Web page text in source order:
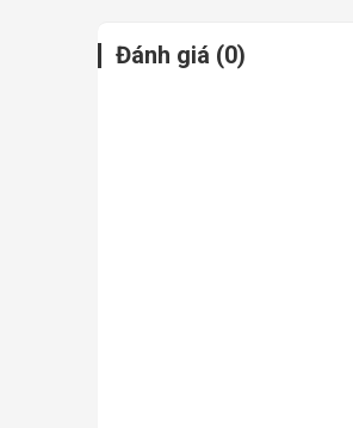
Đánh giá (0)